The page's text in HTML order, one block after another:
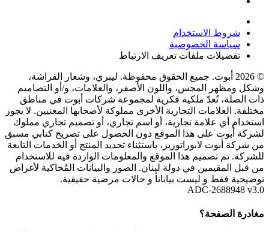
شروط الاستخدام
سياسة الخصوصية
تفضيلات ملفات تعريف الارتباط
© 2026 أبوت. جميع الحقوق محفوظة. ليبري، وشعار الفراشة،
وشكل ومظهر المجس، واللون الأصفر، والعلامات، و/أو التصاميم
ذات الصلة، تُعدّ ملكية فكرية لمجموعة شركات أبوت في مناطق
مختلفة. العلامات التجارية الأخرى مملوكة لأصحابها المعنيين. لا يجوز
استخدام أي علامة تجارية، أو اسم تجاري، أو تصميم تجاري مملوك
لشركة أبوت على هذا الموقع دون الحصول على تصريح كتابي مسبق
من شركة أبوت لابوراتوريز، باستثناء تحديد المنتج أو الخدمات التابعة
للشركة. تم تصميم هذا الموقع والمعلومات الواردة فيه للاستخدام
من قبل المقيمين في دولة لبنان. الصور والبيانات المُحاكية لأغراض
توضيحية فقط و ليست بياناتأ و حالات مرضية حقيقية.
ADC-2688948 v3.0
مغادرة الصفحة؟